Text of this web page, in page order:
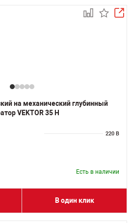
на механический глубинный
VEKTOR 35 H
220 В
Есть в наличии
В один клик